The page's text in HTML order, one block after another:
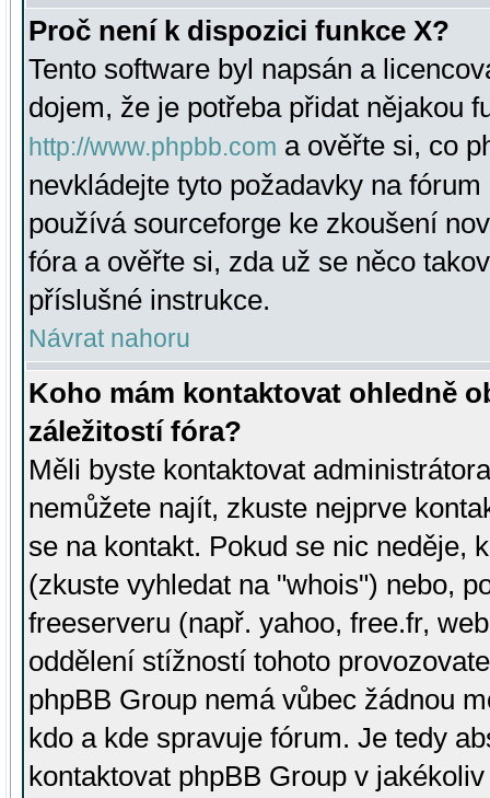
Proč není k dispozici funkce X?
Tento software byl napsán a
dojem, že je potřeba přidat nějakou
http://www.phpbb.com a ověřte si, co
nevkládejte tyto požadavky na
používá sourceforge ke zkoušení
fóra a ověřte si, zda už se něco
příslušné instrukce.
Návrat nahoru
Koho mám kontaktovat ohledně
záležitostí fóra?
Měli byste kontaktovat
nemůžete najít, zkuste nejprve
se na kontakt. Pokud se nic neděje,
(zkuste vyhledat na "whois") nebo,
freeserveru (např. yahoo, free.fr,
oddělení stížností tohoto
phpBB Group nemá vůbec žádnou
kdo a kde spravuje fórum. Je tedy
kontaktovat phpBB Group v